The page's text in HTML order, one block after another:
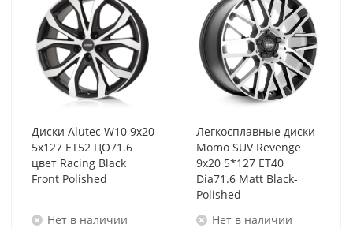
Диски Alutec W10 9x20
5x127 ET52 ЦО71.6
цвет Racing Black
Front Polished
Нет в наличии
Легкосплавные диски
Momo SUV Revenge
9x20 5*127 ET40
Dia71.6 Matt Black-
Polished
Нет в наличии